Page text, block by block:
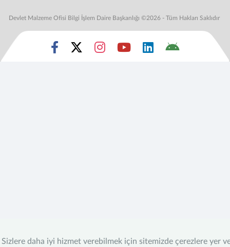
Sizlere daha iyi hizmet verebilmek için sitemizde çerezlere yer
Devlet Malzeme Ofisi Bilgi İşlem Daire Başkanlığı ©2026 - Tüm Hakları Saklıdır